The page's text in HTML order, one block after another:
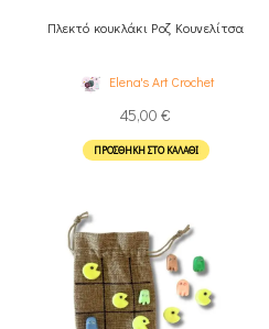
Πλεκτό κουκλάκι Ροζ Κουνελίτσα
Elena's Art Crochet
45,00 €
ΠΡΟΣΘΉΚΗ ΣΤΟ ΚΑΛΆΘΙ